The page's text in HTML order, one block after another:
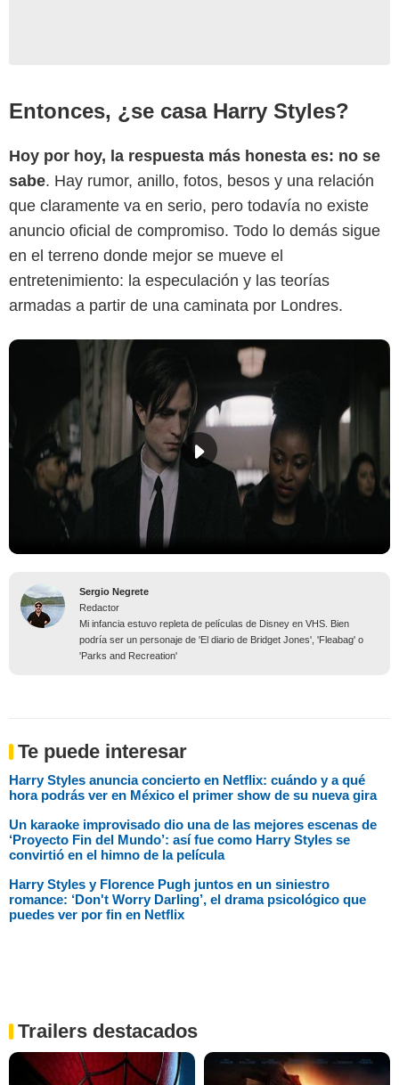
Entonces, ¿se casa Harry Styles?
Hoy por hoy, la respuesta más honesta es: no se
sabe. Hay rumor, anillo, fotos, besos y una relación
que claramente va en serio, pero todavía no existe
anuncio oficial de compromiso. Todo lo demás sigue
en el terreno donde mejor se mueve el
entretenimiento: la especulación y las teorías
armadas a partir de una caminata por Londres.
Sergio Negrete
Redactor
Mi infancia estuvo repleta de películas de Disney en VHS. Bien
podría ser un personaje de 'El diario de Bridget Jones', 'Fleabag' o
'Parks and Recreation'
Te puede interesar
Harry Styles anuncia concierto en Netflix: cuándo y a qué
hora podrás ver en México el primer show de su nueva gira
Un karaoke improvisado dio una de las mejores escenas de
‘Proyecto Fin del Mundo’: así fue como Harry Styles se
convirtió en el himno de la película
Harry Styles y Florence Pugh juntos en un siniestro
romance: ‘Don't Worry Darling’, el drama psicológico que
puedes ver por fin en Netflix
Trailers destacados